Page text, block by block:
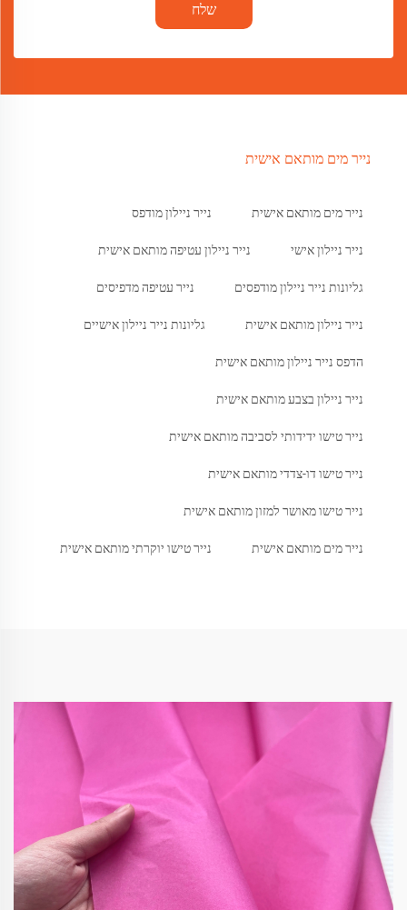
שלח
נייר מים מותאם אישית
נייר מים מותאם אישית נייר ניילון מודפס
נייר ניילון אישי נייר ניילון עטיפה מותאם אישית
גליונות נייר ניילון מודפסים נייר עטיפה מדפיסים
נייר ניילון מותאם אישית גליונות נייר ניילון אישיים
הדפס נייר ניילון מותאם אישית
נייר ניילון בצבע מותאם אישית
נייר טישו ידידותי לסביבה מותאם אישית
נייר טישו דו-צדדי מותאם אישית
נייר טישו מאושר למזון מותאם אישית
נייר מים מותאם אישית נייר טישו יוקרתי מותאם אישית